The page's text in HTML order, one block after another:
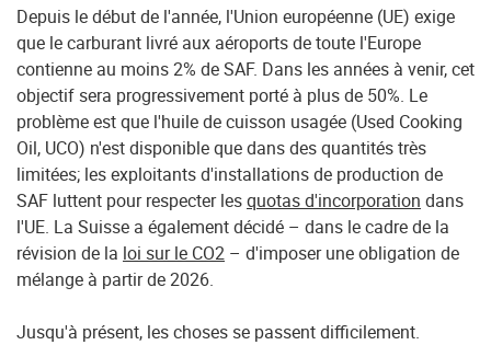
Depuis le début de l'année, l'Union européenne (UE) exige
que le carburant livré aux aéroports de toute l'Europe
contienne au moins 2% de SAF. Dans les années à venir, cet
objectif sera progressivement porté à plus de 50%. Le
problème est que l'huile de cuisson usagée (Used Cooking
Oil, UCO) n'est disponible que dans des quantités très
limitées; les exploitants d'installations de production de
SAF luttent pour respecter lesquotas d'incorporation dans
l'UE. La Suisse a également décidé – dans le cadre de la
révision de la loi sur le CO2 – d'imposer une obligation de
mélange à partir de 2026.
Jusqu'à présent, les choses se passent difficilement.